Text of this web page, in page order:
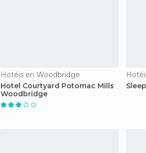
Hotéis en Woodbridge
Hotel Courtyard Potomac Mills
Woodbridge